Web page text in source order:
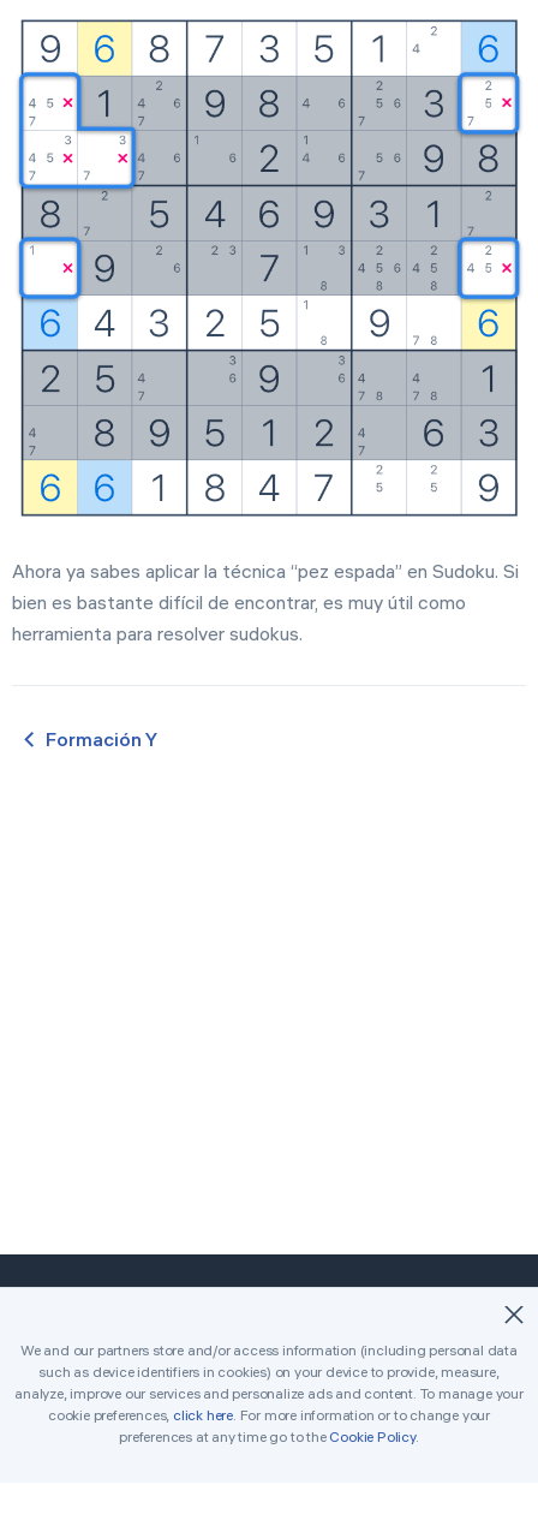
Ahora ya sabes aplicar la técnica “pez espada” en Sudoku. Si
bien es bastante difícil de encontrar, es muy útil como
herramienta para resolver sudokus.
Formación Y
Pagina principal Clásico
Killer
Desafíos diarios
Torneo
Premios
We and our partners store and/or access information (including personal data
such as device identifiers in cookies) on your device to provide, measure,
analyze, improve our services and personalize ads and content. To manage your
cookie preferences, click here. For more information or to change your
preferences at any time go to the Cookie Policy.